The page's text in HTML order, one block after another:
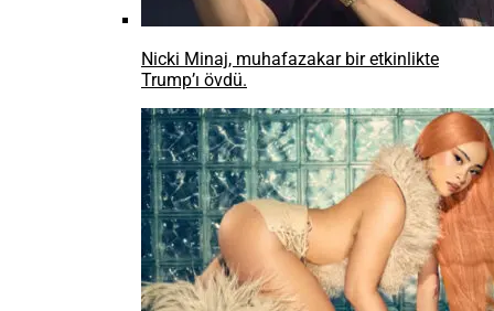
Nicki Minaj, muhafazakar bir etkinlikte
Trump’ı övdü.